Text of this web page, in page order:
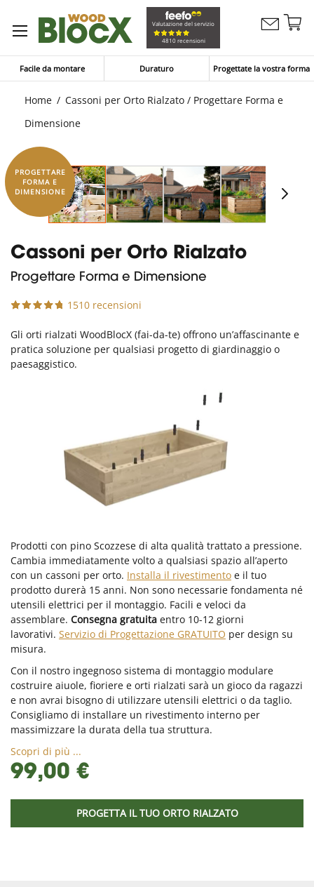
Valutazione del servizio
4810 recensioni
Contattaci
Facile da montare Duraturo Progettate la vostra forma
Home
Cassoni per Orto Rialzato / Progettare Forma e
Dimensione
Cassoni per Orto Rialzato
Progettare Forma e Dimensione
1510 recensioni
Gli orti rialzati WoodBlocX (fai-da-te) offrono un’affascinante e
pratica soluzione per qualsiasi progetto di giardinaggio o
paesaggistico.
Prodotti con pino Scozzese di alta qualità trattato a pressione.
Cambia immediatamente volto a qualsiasi spazio all’aperto
con un cassoni per orto. Installa il rivestimento e il tuo
prodotto durerà 15 anni. Non sono necessarie fondamenta né
utensili elettrici per il montaggio. Facili e veloci da
assemblare. Consegna gratuita entro 10-12 giorni
lavorativi. Servizio di Progettazione GRATUITO per design su
misura.
Con il nostro ingegnoso sistema di montaggio modulare
costruire aiuole, fioriere e orti rialzati sarà un gioco da ragazzi
e non avrai bisogno di utilizzare utensili elettrici o da taglio.
Consigliamo di installare un rivestimento interno per
massimizzare la durata della tua struttura.
Scopri di più ...
99,00 €
PROGETTA IL TUO ORTO RIALZATO
PROGETTARE
FORMA E
DIMENSIONE